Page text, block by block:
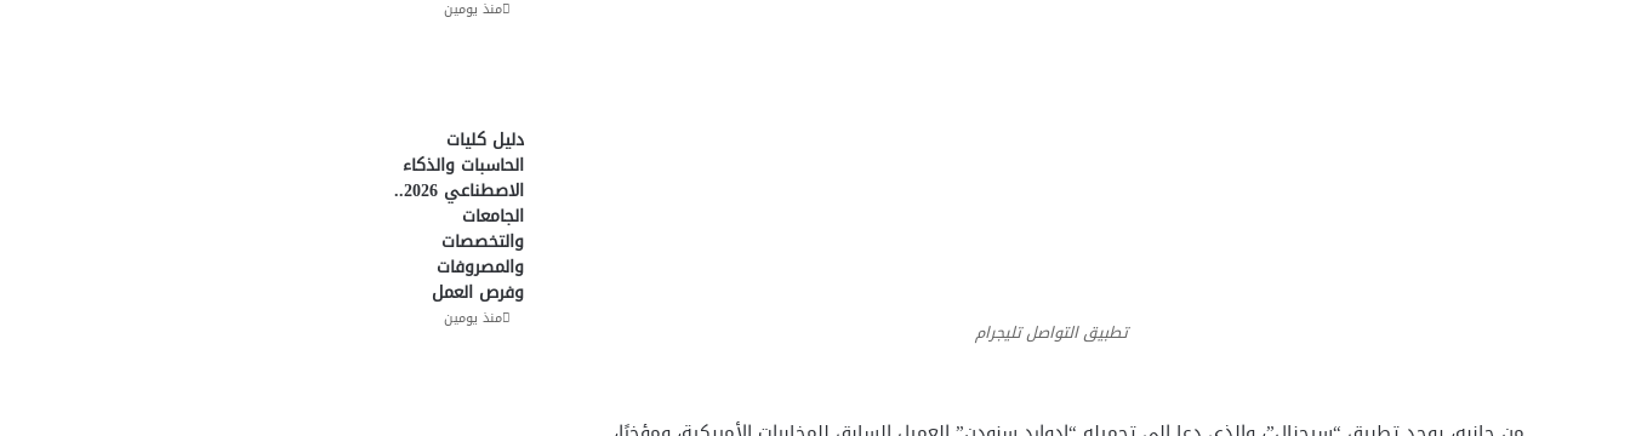
تطبيق التواصل تليجرام
منذ يومين
دليل كليات
الحاسبات والذكاء
الاصطناعي 2026..
الجامعات
والتخصصات
والمصروفات
وفرص العمل
منذ يومين